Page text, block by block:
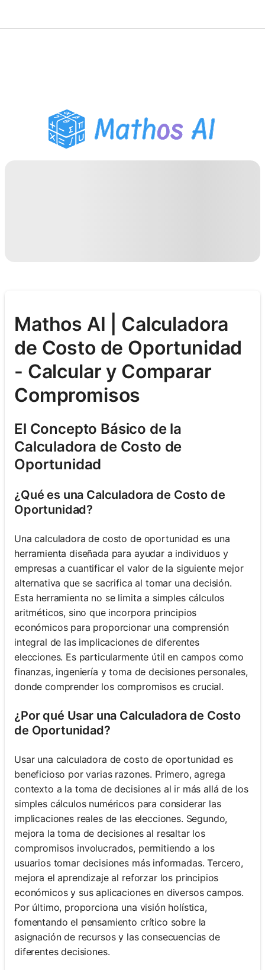
Ayudante de Tareas PDF
Herramientas de
Mathos AI | Calculadora
de Costo de Oportunidad
- Calcular y Comparar
Compromisos
El Concepto Básico de la
Calculadora de Costo de
Oportunidad
¿Qué es una Calculadora de Costo de
Oportunidad?
Una calculadora de costo de oportunidad es una
herramienta diseñada para ayudar a individuos y
empresas a cuantificar el valor de la siguiente mejor
alternativa que se sacrifica al tomar una decisión.
Esta herramienta no se limita a simples cálculos
aritméticos, sino que incorpora principios
económicos para proporcionar una comprensión
integral de las implicaciones de diferentes
elecciones. Es particularmente útil en campos como
finanzas, ingeniería y toma de decisiones personales,
donde comprender los compromisos es crucial.
¿Por qué Usar una Calculadora de Costo
de Oportunidad?
Usar una calculadora de costo de oportunidad es
beneficioso por varias razones. Primero, agrega
contexto a la toma de decisiones al ir más allá de los
simples cálculos numéricos para considerar las
implicaciones reales de las elecciones. Segundo,
mejora la toma de decisiones al resaltar los
compromisos involucrados, permitiendo a los
usuarios tomar decisiones más informadas. Tercero,
mejora el aprendizaje al reforzar los principios
económicos y sus aplicaciones en diversos campos.
Por último, proporciona una visión holística,
fomentando el pensamiento crítico sobre la
asignación de recursos y las consecuencias de
diferentes decisiones.